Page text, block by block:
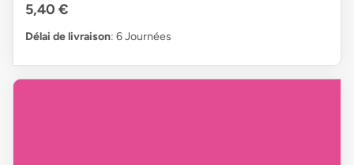
5,40 €
Délai de livraison: 6 Journées